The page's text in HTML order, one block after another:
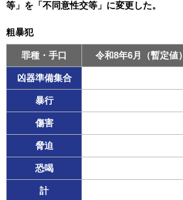
等」を「不同意性交等」に変更した。
粗暴犯
罪種・手口 令和8年6月（暫定値）
凶器準備集合
暴行
傷害
脅迫
恐喝
計